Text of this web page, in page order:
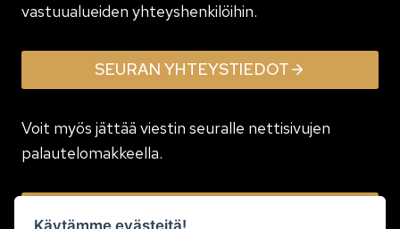
vastuualueiden yhteyshenkilöihin.
SEURAN YHTEYSTIEDOT
Voit myös jättää viestin seuralle nettisivujen
palautelomakkeella.
Käytämme evästeitä!